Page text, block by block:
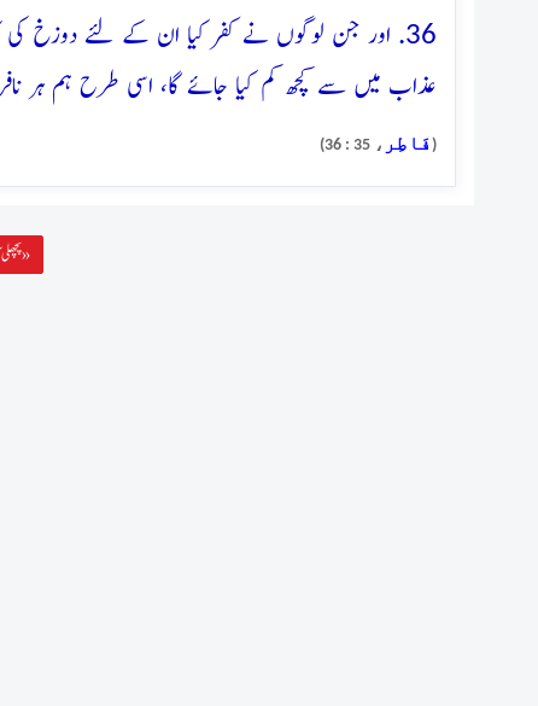
36. اور جن لوگوں نے کفر کیا ان کے لئے دوزخ
عذاب میں سے کچھ کم کیا جائے گا، اسی طرح ہم ہر
( فَاطِر ، 35 : 36)
پچھلی آیت »